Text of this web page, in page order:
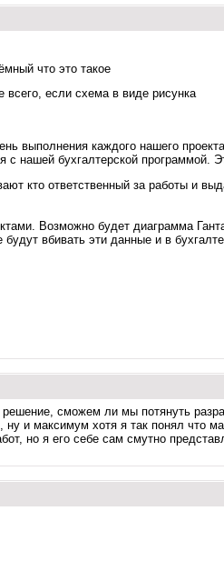
что это такое
всего, если схема в виде рисунка
выполнения каждого нашего
нашей бухгалтерской программой.
кто ответственный за работы и
Возможно будет диаграмма
вбивать эти данные и в
сможем ли мы потянуть
и максимум хотя я так понял
но я его себе сам смутно